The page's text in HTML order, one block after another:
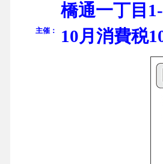
橋通一丁目
主催： 10月消費税